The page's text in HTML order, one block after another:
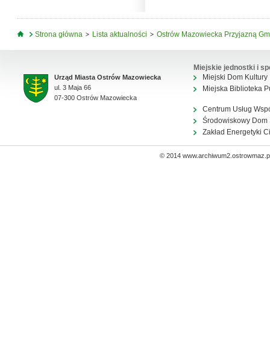
Jesteś tutaj
Strona główna Lista aktualności Ostrów Mazowiecka Przyjazną
Urząd Miasta Ostrów Mazowiecka
ul. 3 Maja 66
07-300 Ostrów Mazowiecka
Miejskie jednostki i
Miejski Dom Kultury
Miejska Biblioteka
Centrum Usług
Środowiskowy Dom
Zakład Energetyki
© 2014